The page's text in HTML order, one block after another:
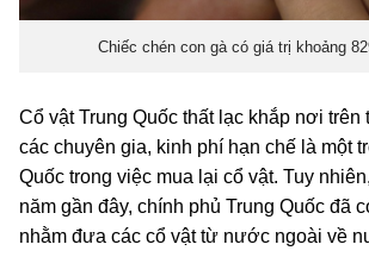
Chiếc chén con gà có giá trị khoảng
Cổ vật Trung Quốc thất lạc khắp nơi trên
các chuyên gia, kinh phí hạn chế là một
Quốc trong việc mua lại cổ vật. Tuy
năm gần đây, chính phủ Trung Quốc đã
nhằm đưa các cổ vật từ nước ngoài về